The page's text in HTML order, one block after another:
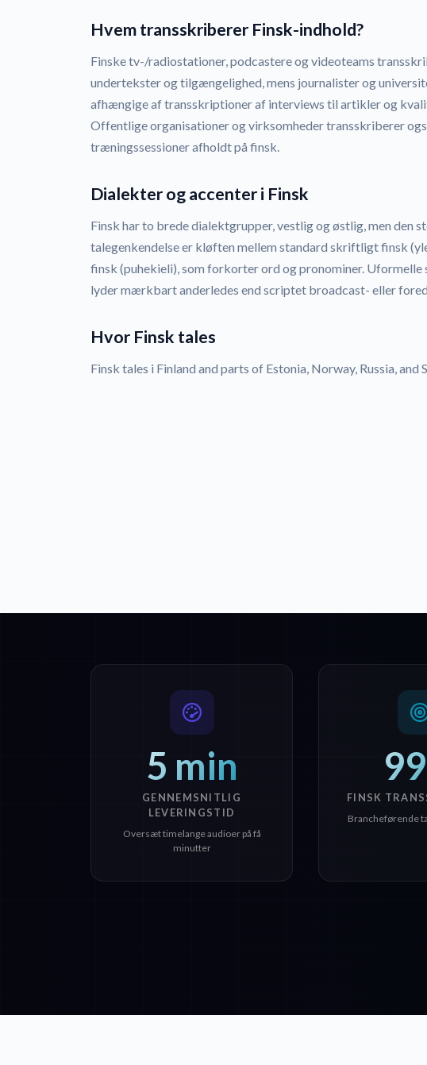
Hvem transskriberer Finsk-indhold?
Finske tv-/radiostationer, podcastere og videoteams
undertekster og tilgængelighed, mens journalister og
afhængige af transskriptioner af interviews til artikler og
Offentlige organisationer og virksomheder transskriberer
træningssessioner afholdt på finsk.
Dialekter og accenter i Finsk
Finsk har to brede dialektgrupper, vestlig og østlig, men den
talegenkendelse er kløften mellem standard skriftligt finsk
finsk (puhekieli), som forkorter ord og pronominer. Uformelle
lyder mærkbart anderledes end scriptet broadcast- eller
Hvor Finsk tales
Finsk tales i Finland and parts of Estonia, Norway, Russia, and
5 min
GENNEMSNITLIG
LEVERINGSTID
Oversæt timelange audioer på få
minutter
FINSK
Brancheførende